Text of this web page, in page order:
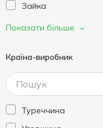
Зайка
Ласунчик
Сан Санич
Справжня Лакомка
Хомка
Показати більше
Країна-виробник
Туреччина